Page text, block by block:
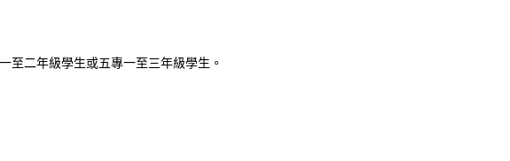
至二年級學生或五專一至三年級學生。